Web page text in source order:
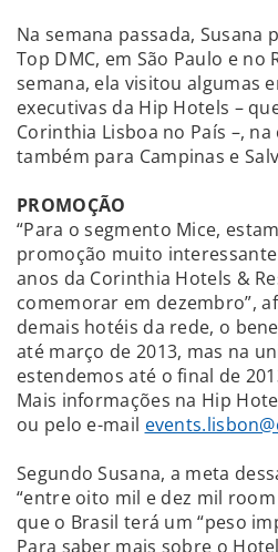
Na semana passada,
Top DMC, em São Paulo e no
semana, ela visitou algumas
executivas da Hip Hotels –
Corinthia Lisboa no País –,
também para Campinas e
PROMOÇÃO
“Para o segmento Mice,
promoção muito
anos da Corinthia Hotels &
comemorar em dezembro”,
demais hotéis da rede, o
até março de 2013, mas na
estendemos até o final de
Mais informações na Hip
ou pelo e-mail
Segundo Susana, a meta
“entre oito mil e dez mil
que o Brasil terá um “peso
Para saber mais sobre o